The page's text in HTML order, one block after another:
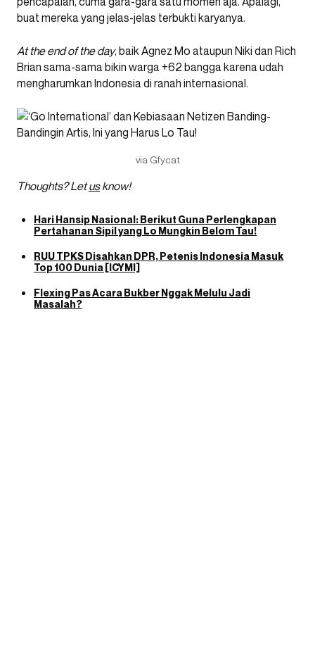
buat mereka yang jelas-jelas terbukti karyanya.
At the end of the day, baik Agnez Mo ataupun Niki dan Rich
Brian sama-sama bikin warga +62 bangga karena udah
mengharumkan Indonesia di ranah internasional.
via Gfycat
Thoughts? Letusknow!
Hari Hansip Nasional: Berikut Guna Perlengkapan
Pertahanan Sipil yang Lo Mungkin Belom Tau!
RUU TPKS Disahkan DPR, Petenis Indonesia Masuk
Top 100 Dunia [ICYMI]
Flexing Pas Acara Bukber Nggak Melulu Jadi
Masalah?